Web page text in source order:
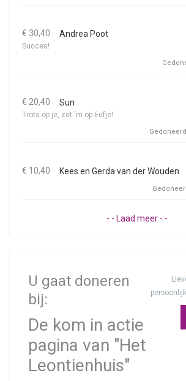
€ 30,40 Andrea Poot
Succes!
€ 20,40 Sun
Trots op je, zet ‘m op Eefje!
€ 10,40 Kees en Gerda van der Wouden
- - Laad meer - -
U gaat doneren
bij:
De kom in actie
pagina van "Het
Leontienhuis"